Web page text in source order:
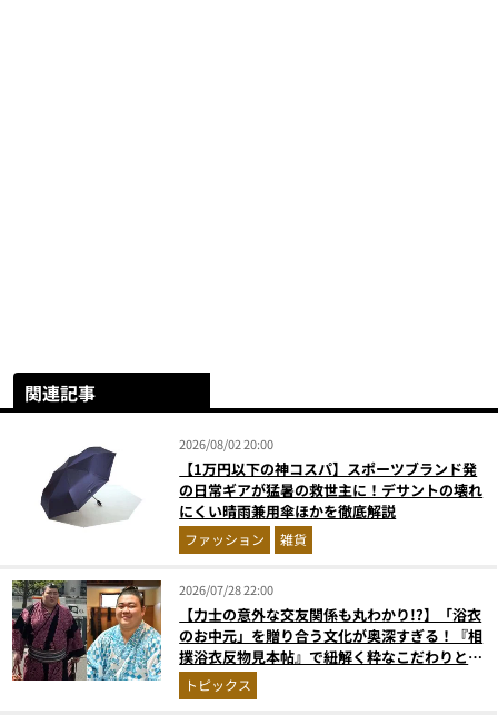
関連記事
2026/08/02 20:00
【1万円以下の神コスパ】スポーツブランド発
の日常ギアが猛暑の救世主に！デサントの壊れ
にくい晴雨兼用傘ほかを徹底解説
ファッション 雑貨
2026/07/28 22:00
【力士の意外な交友関係も丸わかり!?】「浴衣
のお中元」を贈り合う文化が奥深すぎる！『相
撲浴衣反物見本帖』で紐解く粋なこだわりとと
っておきの1着
トピックス